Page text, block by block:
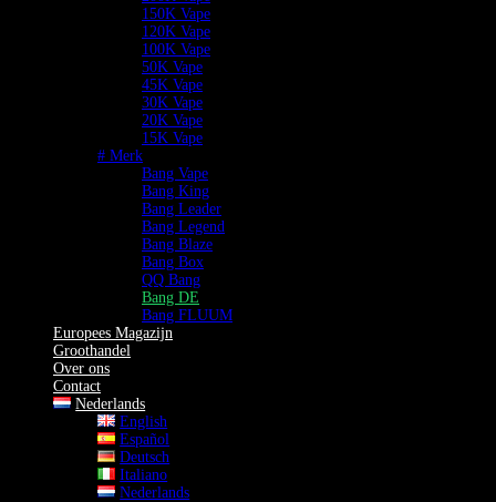
150K Vape
120K Vape
100K Vape
50K Vape
45K Vape
30K Vape
20K Vape
15K Vape
# Merk
Bang Vape
Bang King
Bang Leader
Bang Legend
Bang Blaze
Bang Box
QQ Bang
Bang DE
Bang FLUUM
Europees Magazijn
Groothandel
Over ons
Contact
Nederlands
English
Español
Deutsch
Italiano
Nederlands